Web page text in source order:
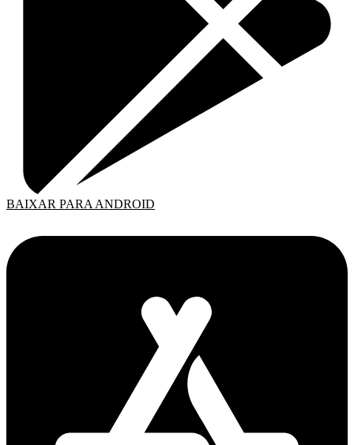
BAIXAR PARA ANDROID